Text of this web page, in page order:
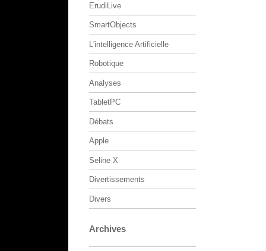
ErudiLive
SmartObjects
L'intelligence Artificielle
Robotique
Analyses
TabletPC
Débats
Apple
Seline X
Divertissements
Divers
Archives